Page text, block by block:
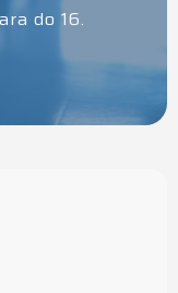
do 16.